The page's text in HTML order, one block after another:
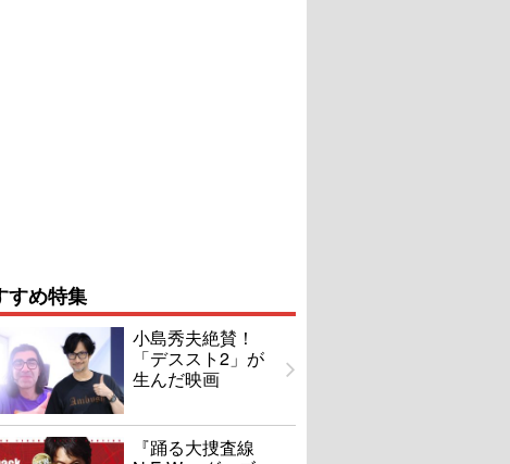
すめ特集
小島秀夫絶賛！
「デススト2」が
生んだ映画
『踊る大捜査線